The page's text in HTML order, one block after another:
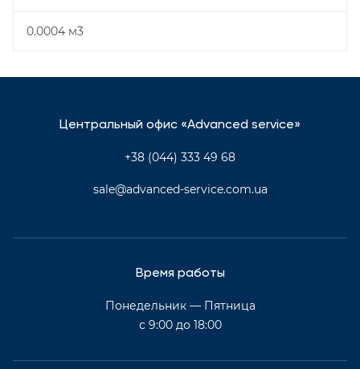
0.0004 м3
Центральный офис «Advanced service»
+38 (044) 333 49 68
sale@advanced-service.com.ua
Время работы
Понедельник — Пятница
с 9:00 до 18:00